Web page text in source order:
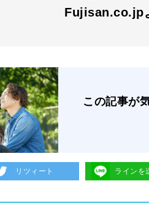
Fujisan.co.jp
この記事が
リツィート ラインを